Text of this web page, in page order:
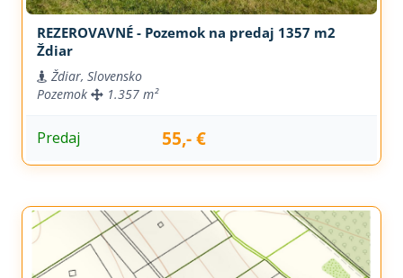
REZEROVAVNÉ - Pozemok na predaj 1357 m2
Ždiar
Ždiar, Slovensko
Pozemok
1.357 m²
Predaj 55,- €